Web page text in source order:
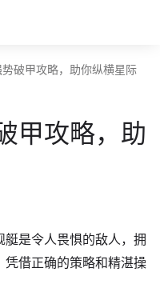
破甲攻略，助你纵横星际
甲攻略，助
是令人畏惧的敌人，拥
借正确的策略和精湛操